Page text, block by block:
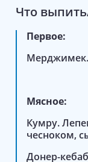
Что
Первое:
Мясное:
Кумру.
чесноком,
Донер-